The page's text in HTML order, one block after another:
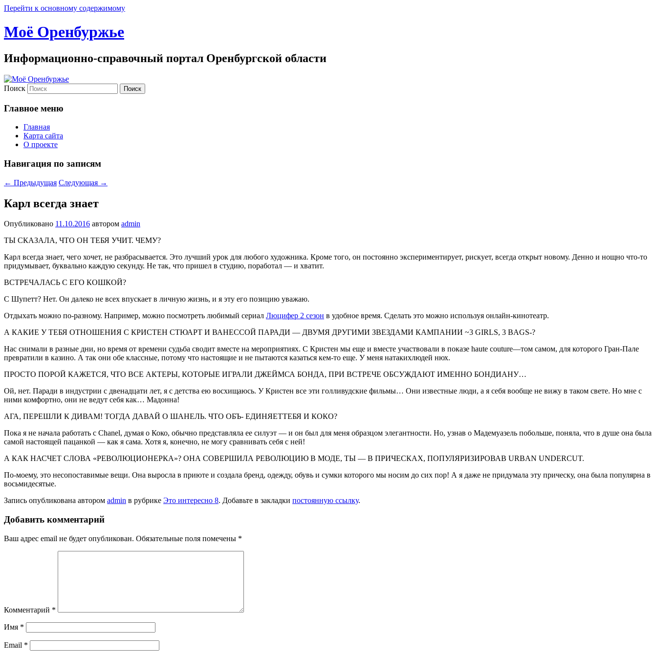
Перейти к основному содержимому
Моё Оренбуржье
Информационно-справочный портал Оренбургской области
Поиск
Главное меню
Главная
Карта сайта
О проекте
Навигация по записям
← Предыдущая Следующая →
Карл всегда знает
Опубликовано 11.10.2016 автором admin
ТЫ СКАЗАЛА, ЧТО ОН ТЕБЯ УЧИТ. ЧЕМУ?
Карл всегда знает, чего хочет, не разбрасывается. Это лучший урок для любого художника. Кроме того, он постоянно экспериментирует, рискует, всегда открыт новому. Денно и нощно что-то
при­думывает, буквально каждую секунду. Не так, что пришел в студию, поработал — и хватит.
ВСТРЕЧАЛАСЬ С ЕГО КОШКОЙ?
С Шупетт? Нет. Он далеко не всех впускает в лич­ную жизнь, и я эту его позицию уважаю.
Отдыхать можно по-разному. Например, можно посмотреть любимый сериал Люцифер 2 сезон в удобное время. Сделать это можно используя онлайн-кинотеатр.
А КАКИЕ У ТЕБЯ ОТНОШЕНИЯ С КРИСТЕН СТЮАРТ И ВАНЕС­СОЙ ПАРАДИ — ДВУМЯ ДРУГИМИ ЗВЕЗДАМИ КАМПАНИИ ~3 GIRLS, 3 BAGS-?
Нас снимали в разные дни, но время от времени судьба сводит вместе на мероприятиях. С Кри­стен мы еще и вместе участвовали в показе haute couture—том самом, для которого Гран-Пале
пре­вратили в казино. А так они обе классные, пото­му что настоящие и не пытаются казаться кем-то еще. У меня натакихлюдей нюх.
ПРОСТО ПОРОЙ КАЖЕТСЯ, ЧТО ВСЕ АКТЕРЫ, КОТОРЫЕ ИГРА­ЛИ ДЖЕЙМСА БОНДА, ПРИ ВСТРЕЧЕ ОБСУЖДАЮТ ИМЕННО БОНДИАНУ…
Ой, нет. Паради в индустрии с двенадцати лет, я с детства ею восхищаюсь. У Кристен все эти гол­ливудские фильмы… Они известные люди, а я себя вообще не вижу в таком свете. Но мне с
ними комфортно, они не ведут себя как… Мадонна!
АГА, ПЕРЕШЛИ К ДИВАМ! ТОГДА ДАВАЙ О ШАНЕЛЬ. ЧТО ОБЪ- ЕДИНЯЕТТЕБЯ И КОКО?
Пока я не начала работать с Chanel, думая о Коко, обычно представляла ее силуэт — и он был для меня образцом элегантности. Но, узнав о Маде­муазель побольше, поняла, что в душе она была
самой настоящей пацанкой — как я сама. Хотя я, конечно, не могу сравнивать себя с ней!
А КАК НАСЧЕТ СЛОВА «РЕВОЛЮЦИОНЕРКА»? ОНА СОВЕРШИ­ЛА РЕВОЛЮЦИЮ В МОДЕ, ТЫ — В ПРИЧЕСКАХ, ПОПУЛЯРИЗИ­РОВАВ URBAN UNDERCUT.
По-моему, это несопоставимые вещи. Она вы­росла в приюте и создала бренд, одежду, обувь и сумки которого мы носим до сих пор! А я даже не придумала эту прическу, она была популярна в
восьмидесятые.
Запись опубликована автором admin в рубрике Это интересно 8. Добавьте в закладки постоянную ссылку.
Добавить комментарий
Ваш адрес email не будет опубликован. Обязательные поля помечены *
Комментарий *
Имя *
Email *